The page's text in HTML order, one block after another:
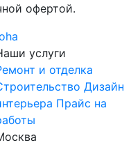
офертой.
услуги
и отделка
Дизайн
Прайс на